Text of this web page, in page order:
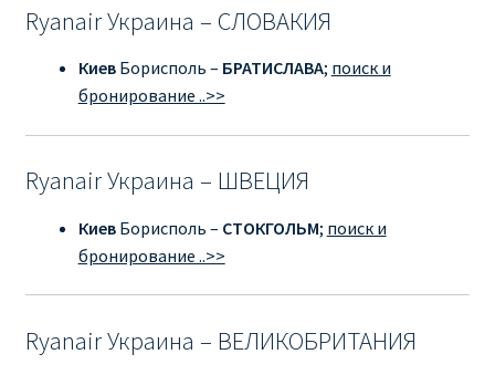
РАЙАНЭЙР НА РУССКОМ | КНФТФШК
Регистрация ребенка на рейс RYANAIR
Рождественские направления от € 9
Райнэйр на русском
Ryanair Украина – СЛОВАКИЯ
КиевБорисполь – БРАТИСЛАВА; поиск и
бронирование ..>>
Ryanair Украина – ШВЕЦИЯ
КиевБорисполь – СТОКГОЛЬМ; поиск и
бронирование ..>>
Ryanair Украина – ВЕЛИКОБРИТАНИЯ